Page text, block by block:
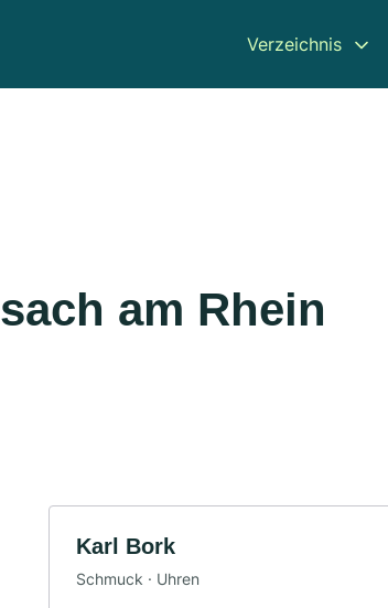
Verzeichnis
am Rhein
Karl Bork
Schmuck · Uhren